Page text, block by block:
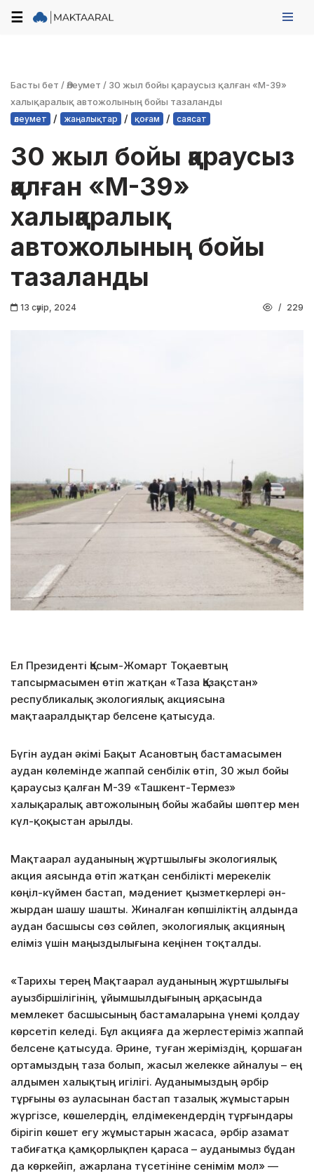
☰
Басты бет /Әлеумет / 30 жыл бойы қараусыз қалған «М-39»
халықаралық автожолының бойы тазаланды
әлеумет / жаңалықтар / қоғам / саясат
30 жыл бойы қараусыз
қалған «М-39»
халықаралық
автожолының бойы
тазаланды
13 сәуір, 2024 229
Ел Президенті Қасым-Жомарт Тоқаевтың
тапсырмасымен өтіп жатқан «Таза Қазақстан»
республикалық экологиялық акциясына
мақтааралдықтар белсене қатысуда.
Бүгін аудан әкімі Бақыт Асановтың бастамасымен
аудан көлемінде жаппай сенбілік өтіп, 30 жыл бойы
қараусыз қалған М-39 «Ташкент-Термез»
халықаралық автожолының бойы жабайы шөптер мен
күл-қоқыстан арылды.
Мақтаарал ауданының жұртшылығы экологиялық
акция аясында өтіп жатқан сенбілікті мерекелік
көңіл-күймен бастап, мәдениет қызметкерлері ән-
жырдан шашу шашты. Жиналған көпшіліктің алдында
аудан басшысы сөз сөйлеп, экологиялық акцияның
еліміз үшін маңыздылығына кеңінен тоқталды.
«Тарихы терең Мақтаарал ауданының жұртшылығы
ауызбіршілігінің, ұйымшылдығының арқасында
мемлекет басшысының бастамаларына үнемі қолдау
көрсетіп келеді. Бұл акцияға да жерлестеріміз жаппай
белсене қатысуда. Әрине, туған жеріміздің, қоршаған
ортамыздың таза болып, жасыл желекке айналуы – ең
алдымен халықтың игілігі. Ауданымыздың әрбір
тұрғыны өз ауласынан бастап тазалық жұмыстарын
жүргізсе, көшелердің, елдімекендердің тұрғындары
бірігіп көшет егу жұмыстарын жасаса, әрбір азамат
табиғатқа қамқорлықпен қараса – ауданымыз бұдан
да көркейіп, ажарлана түсетініне сенімім мол» —